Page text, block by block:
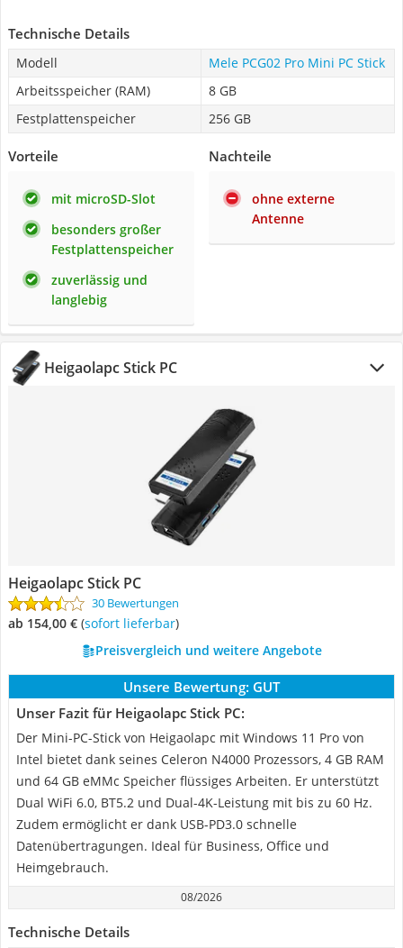
Technische Details
Modell
Mele PCG02 Pro Mini PC Stick
Arbeitsspeicher (RAM)
8 GB
Festplattenspeicher
256 GB
Vorteile
mit microSD-Slot
besonders großer
Festplattenspeicher
zuverlässig und
langlebig
Nachteile
ohne externe
Antenne
Heigaolapc Stick PC
Heigaolapc Stick PC
30 Bewertungen
ab 154,00 € ( Sofort lieferbar)
Preisvergleich und weitere Angebote
Unsere Bewertung: GUT
Unser Fazit für Heigaolapc Stick PC:
Der Mini-PC-Stick von Heigaolapc mit Windows 11 Pro von
Intel bietet dank seines Celeron N4000 Prozessors, 4 GB RAM
und 64 GB eMMc Speicher flüssiges Arbeiten. Er unterstützt
Dual WiFi 6.0, BT5.2 und Dual-4K-Leistung mit bis zu 60 Hz.
Zudem ermöglicht er dank USB-PD3.0 schnelle
Datenübertragungen. Ideal für Business, Office und
Heimgebrauch.
08/2026
Technische Details